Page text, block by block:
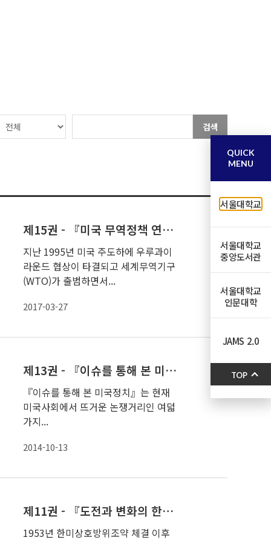
검색
제15권 - 『미국 무역정책 연구』
지난 1995년 미국 주도하에 우루과이
라운드 협상이 타결되고 세계무역기구
(WTO)가 출범하면서...
2017-03-27
제13권 - 『이슈를 통해 본 미국정치』
『이슈를 통해 본 미국정치』는 현재
미국사회에서 뜨거운 논쟁거리인 여덟
가지...
2014-10-13
제11권 - 『도전과 변화의 한미정치』
1953년 한미상호방위조약 체결 이후
QUICK
MENU
서울대학교
서울대학교
중앙도서관
서울대학교
인문대학
JAMS 2.0
TOP